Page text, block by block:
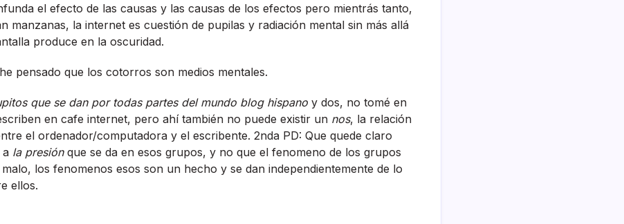
el efecto de las causas y las causas de los efectos pero mientrás tanto,
manzanas, la internet es cuestión de pupilas y radiación mental sin más allá
produce en la oscuridad.
pensado que los cotorros son medios mentales.
que se dan por todas partes del mundo blog hispano y dos, no tomé en
en cafe internet, pero ahí­ también no puede existir un nos, la relación
el ordenador/computadora y el escribente. 2nda PD: Que quede claro
a la presión que se da en esos grupos, y no que el fenomeno de los grupos
los fenomenos esos son un hecho y se dan independientemente de lo
ellos.